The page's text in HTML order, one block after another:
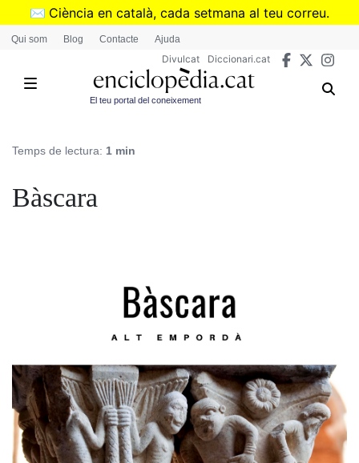
Vés
✉️ Ciència en català, cada setmana al teu correu.
➜Subscriu-te al butlletí de Divulcat
Qui som Blog Contacte Ajuda
Divulcat Diccionari.cat
El teu portal del coneixement
Temps de lectura: 1 min
Bàscara